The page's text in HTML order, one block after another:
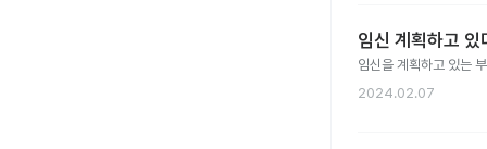
임신 계획하고
임신을 계획하고 있는
2024.02.07